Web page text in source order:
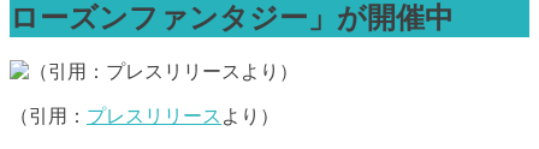
ローズンファンタジー」が開催中
（引用： プレスリリース より）